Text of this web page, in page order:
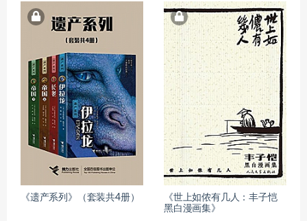
《遗产系列》（套装共4册）
《世上如侬有几人：丰子恺
黑白漫画集》